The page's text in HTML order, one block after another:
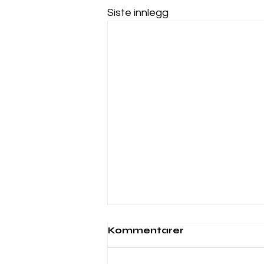
Siste innlegg
Webinar 6. november
Kommentarer